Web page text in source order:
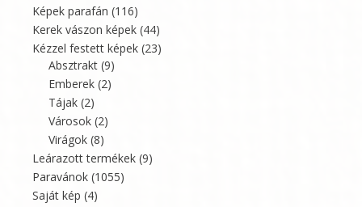
Képek parafán (116)
Kerek vászon képek (44)
Kézzel festett képek (23)
Absztrakt (9)
Emberek (2)
Tájak (2)
Városok (2)
Virágok (8)
Leárazott termékek (9)
Paravánok (1055)
Saját kép (4)